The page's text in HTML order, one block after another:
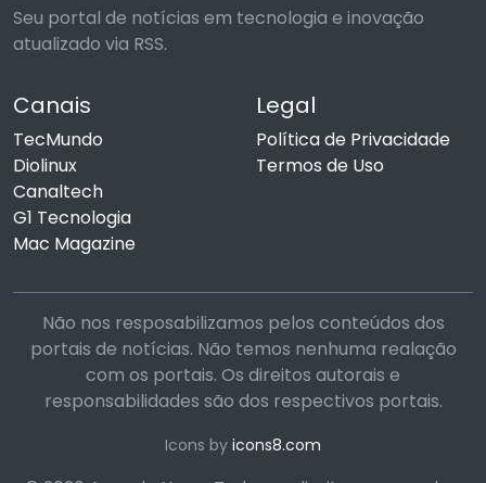
Seu portal de notícias em tecnologia e inovação
atualizado via RSS.
Canais
TecMundo
Diolinux
Canaltech
G1 Tecnologia
Mac Magazine
Legal
Política de Privacidade
Termos de Uso
Não nos resposabilizamos pelos conteúdos dos
portais de notícias. Não temos nenhuma realação
com os portais. Os direitos autorais e
responsabilidades são dos respectivos portais.
Icons by icons8.com